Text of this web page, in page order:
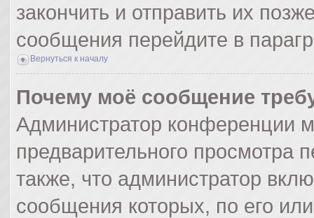
закончить и отправить их
сообщения перейдите в
Вернуться к началу
Почему моё сообщение
Администратор конференции
предварительного просмотра
также, что администратор
сообщения которых, по его